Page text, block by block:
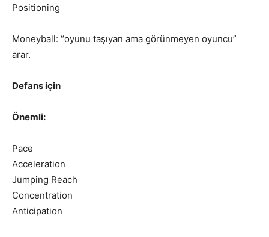
Positioning
Moneyball: “oyunu taşıyan ama görünmeyen oyuncu”
arar.
Defans için
Önemli:
Pace
Acceleration
Jumping Reach
Concentration
Anticipation